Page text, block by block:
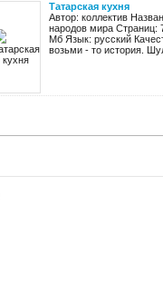
Татарская кухня
Автор: коллектив
народов мира Страниц:
Мб Язык: русский
возьми - то история.